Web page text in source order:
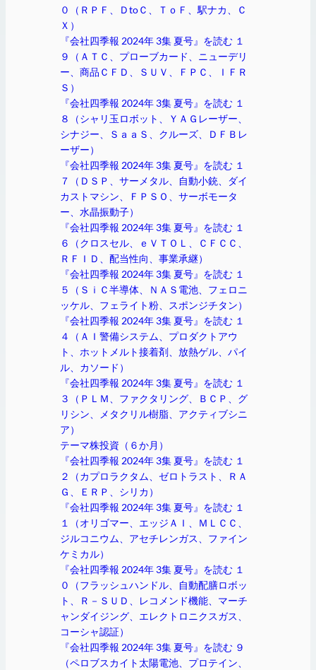
０（ＲＰＦ、ＤtoＣ、ＴｏＦ、駅ナカ、Ｃ
Ｘ）
『会社四季報 2024年 3集 夏号』を読む １
９（ＡＴＣ、プローブカード、ニューデリ
ー、商品ＣＦＤ、ＳＵＶ、ＦＰＣ、ＩＦＲ
Ｓ）
『会社四季報 2024年 3集 夏号』を読む １
８（シャリ玉ロボット、ＹＡＧレーザー、
シナジー、ＳａａＳ、クルーズ、ＤＦＢレ
ーザー）
『会社四季報 2024年 3集 夏号』を読む １
７（ＤＳＰ、サーメタル、自動小銃、ダイ
カストマシン、ＦＰＳＯ、サーボモータ
ー、水晶振動子）
『会社四季報 2024年 3集 夏号』を読む １
６（クロスセル、ｅＶＴＯＬ、ＣＦＣＣ、
ＲＦＩＤ、配当性向、事業承継）
『会社四季報 2024年 3集 夏号』を読む １
５（ＳｉＣ半導体、ＮＡＳ電池、フェロニ
ッケル、フェライト粉、スポンジチタン）
『会社四季報 2024年 3集 夏号』を読む １
４（ＡＩ警備システム、プロダクトアウ
ト、ホットメルト接着剤、放熱ゲル、パイ
ル、カソード）
『会社四季報 2024年 3集 夏号』を読む １
３（ＰＬＭ、ファクタリング、ＢＣＰ、グ
リシン、メタクリル樹脂、アクティブシニ
ア）
テーマ株投資（６か月）
『会社四季報 2024年 3集 夏号』を読む １
２（カプロラクタム、ゼロトラスト、ＲＡ
Ｇ、ＥＲＰ、シリカ）
『会社四季報 2024年 3集 夏号』を読む １
１（オリゴマー、エッジＡＩ、ＭＬＣＣ、
ジルコニウム、アセチレンガス、ファイン
ケミカル）
『会社四季報 2024年 3集 夏号』を読む １
０（フラッシュハンドル、自動配膳ロボッ
ト、Ｒ－ＳＵＤ、レコメンド機能、マーチ
ャンダイジング、エレクトロニクスガス、
コーシャ認証）
『会社四季報 2024年 3集 夏号』を読む ９
（ペロブスカイト太陽電池、プロテイン、